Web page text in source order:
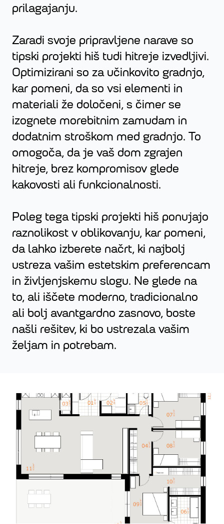
prilagajanju.
Zaradi svoje pripravljene narave so
tipski projekti hiš tudi hitreje izvedljivi.
Optimizirani so za učinkovito gradnjo,
kar pomeni, da so vsi elementi in
materiali že določeni, s čimer se
izognete morebitnim zamudam in
dodatnim stroškom med gradnjo. To
omogoča, da je vaš dom zgrajen
hitreje, brez kompromisov glede
kakovosti ali funkcionalnosti.
Poleg tega tipski projekti hiš ponujajo
raznolikost v oblikovanju, kar pomeni,
da lahko izberete načrt, ki najbolj
ustreza vašim estetskim preferencam
in življenjskemu slogu. Ne glede na
to, ali iščete moderno, tradicionalno
ali bolj avantgardno zasnovo, boste
našli rešitev, ki bo ustrezala vašim
željam in potrebam.